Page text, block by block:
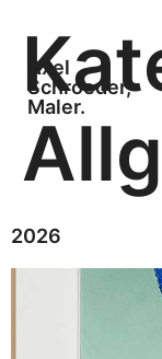
Axel
Schroeder,
Maler.
2026